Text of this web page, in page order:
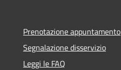
Prenotazione appuntamento
Segnalazione disservizio
Leggi le FAQ